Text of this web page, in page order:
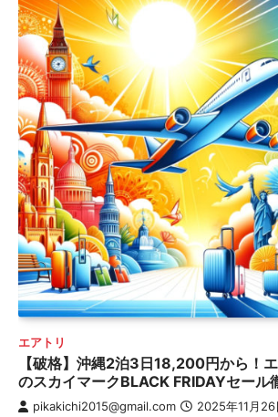
エアトリ
【破格】沖縄2泊3日18,200円から！
のスカイマークBLACK FRIDAYセール
pikakichi2015@gmail.com 2025年11月26